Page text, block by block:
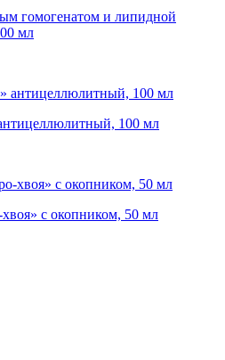
гомогенатом и липидной
мл
100 мл
с окопником, 50 мл